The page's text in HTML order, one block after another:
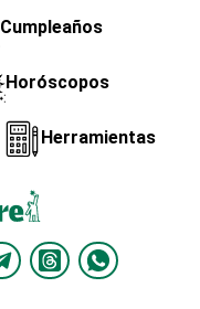
Cumpleaños
Horóscopos
Herramientas